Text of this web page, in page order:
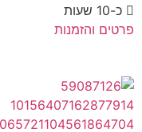
כ-10 שעות
פרטים והזמנות